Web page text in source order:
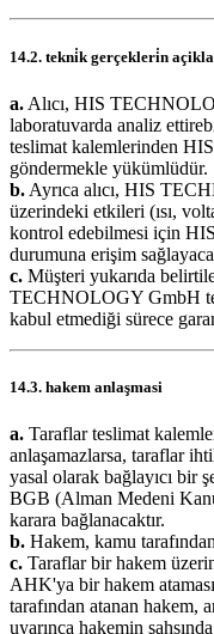
14.2. tekni̇k gerçekleri̇n
a. Alıcı, HIS
laboratuvarda analiz
teslimat kalemlerinden
göndermekle yükümlüdür.
b. Ayrıca alıcı, HIS
üzerindeki etkileri (ısı,
kontrol edebilmesi için
durumuna erişim
c. Müşteri yukarıda
TECHNOLOGY GmbH
kabul etmediği sürece
14.3. hakem anlaşmasi
a. Taraflar teslimat
anlaşamazlarsa, taraflar
yasal olarak bağlayıcı bir
BGB (Alman Medeni
karara bağlanacaktır.
b. Hakem, kamu
c. Taraflar bir hakem
AHK'ya bir hakem
tarafından atanan hakem,
uyarınca hakemin